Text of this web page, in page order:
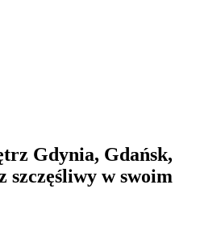
Gdynia, Gdańsk,
szczęśliwy w swoim